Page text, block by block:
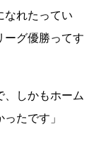
なれたってい
ーグ優勝ってす
、しかもホーム
たです」